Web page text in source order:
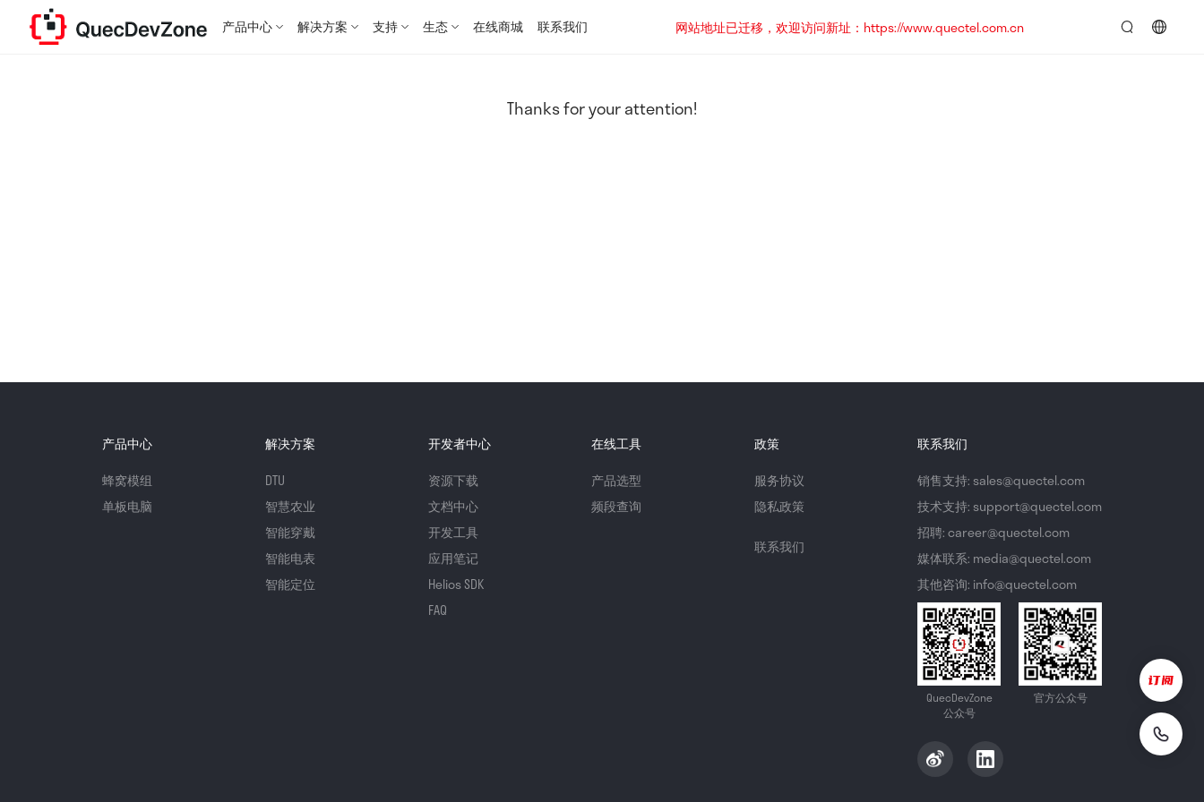
产品中心 解决方案 支持 生态 在线商城 联系我们
网站地址已迁移，欢迎访问新址：https://www.quectel.com.cn
Thanks for your attention!
产品中心
蜂窝模组
单板电脑
解决方案
DTU
智慧农业
智能穿戴
智能电表
智能定位
开发者中心
资源下载
文档中心
开发工具
应用笔记
Helios SDK
FAQ
在线工具
产品选型
频段查询
政策
服务协议
隐私政策
联系我们
联系我们
销售支持: sales@quectel.com
技术支持: support@quectel.com
招聘: career@quectel.com
媒体联系: media@quectel.com
其他咨询: info@quectel.com
QuecDevZone
公众号
官方公众号